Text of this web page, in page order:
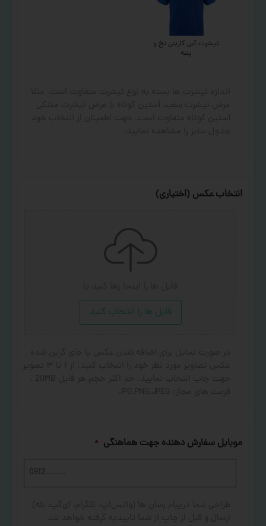
تیشرت آبی کاربنی نخ و
پنبه
انتخاب عکس (اختیاری)
فایل ها را انتخاب کنید
موبایل سفارش دهنده جهت هماهنگی *